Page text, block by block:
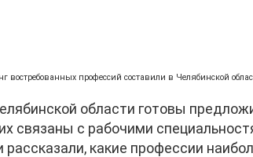
востребованных профессий составили в Челябинской
области готовы
связаны с рабочими
рассказали, какие профессии